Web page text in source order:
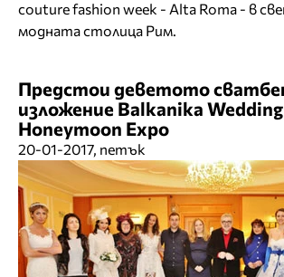
couture fashion week - Alta Roma - в
модната столица Рим.
Предстои деветото
изложение Balkanika
Honeymoon Expo
20-01-2017, петък